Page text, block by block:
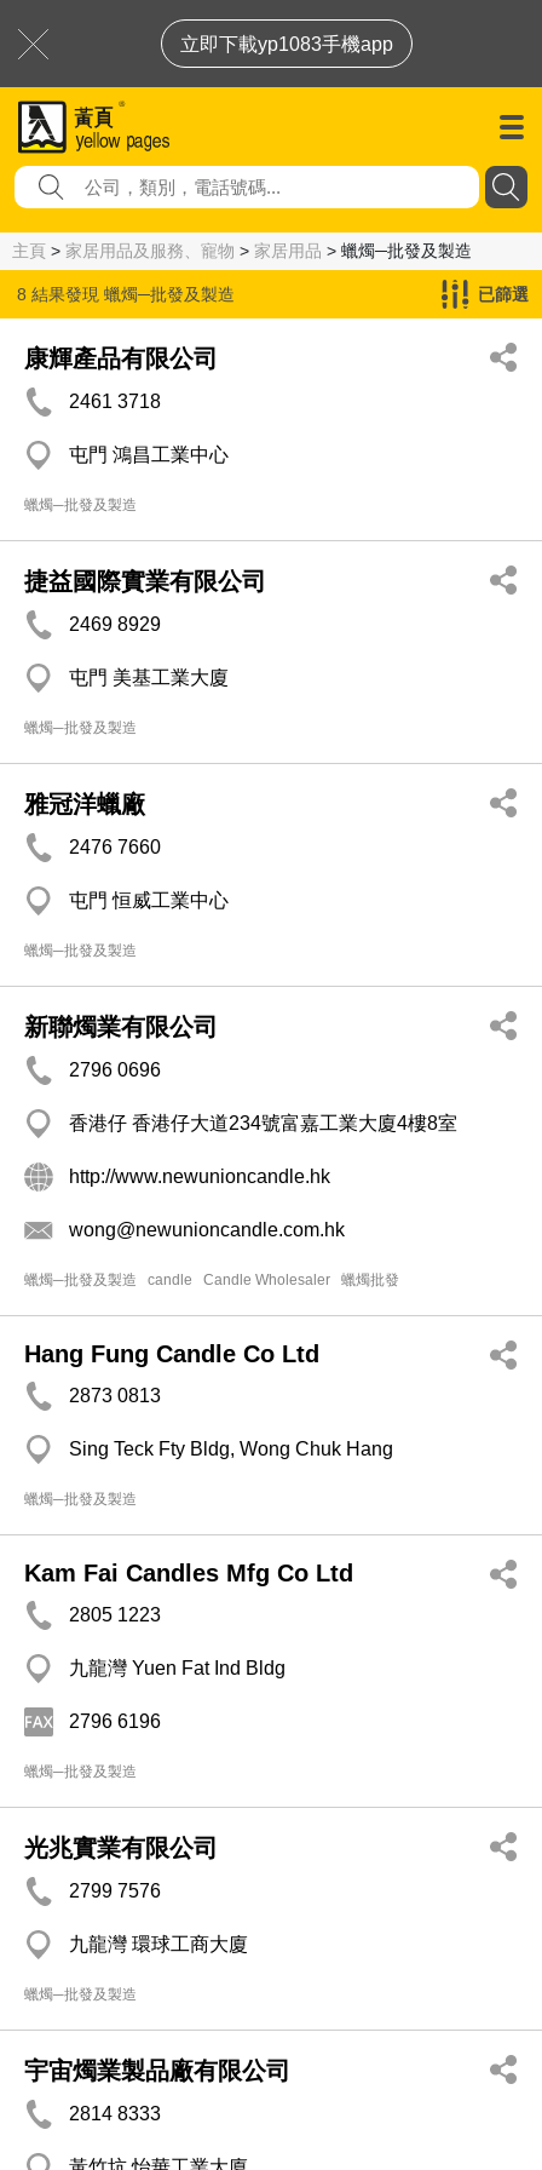
立即下載yp1083手機app
主頁 > 家居用品及服務、寵物 > 家居用品 > 蠟燭─批發及製造
8 結果發現 蠟燭─批發及製造 已篩選
康輝產品有限公司
2461 3718
屯門 鴻昌工業中心
蠟燭─批發及製造
捷益國際實業有限公司
2469 8929
屯門 美基工業大廈
蠟燭─批發及製造
雅冠洋蠟廠
2476 7660
屯門 恒威工業中心
蠟燭─批發及製造
新聯燭業有限公司
2796 0696
香港仔 香港仔大道234號富嘉工業大廈4樓8室
http://www.newunioncandle.hk
wong@newunioncandle.com.hk
蠟燭─批發及製造 candle Candle Wholesaler 蠟燭批發
Hang Fung Candle Co Ltd
2873 0813
Sing Teck Fty Bldg, Wong Chuk Hang
蠟燭─批發及製造
Kam Fai Candles Mfg Co Ltd
2805 1223
九龍灣 Yuen Fat Ind Bldg
2796 6196
蠟燭─批發及製造
光兆實業有限公司
2799 7576
九龍灣 環球工商大廈
蠟燭─批發及製造
宇宙燭業製品廠有限公司
2814 8333